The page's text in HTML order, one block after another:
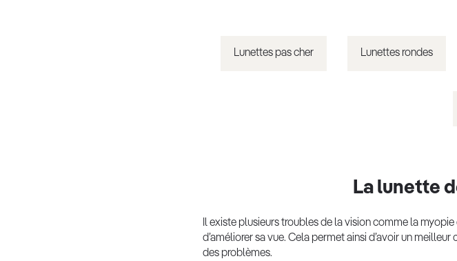
Lunettes pas cher Lunettes rondes
La lunette
Il existe plusieurs troubles de la vision comme la
d’améliorer sa vue. Cela permet ainsi d’avoir un
des problèmes.